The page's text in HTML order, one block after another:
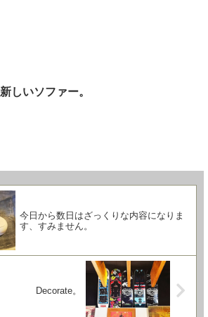
新しいソファー。
今日から数日はざっくりな内容になりま
す、すみません。
Decorate。